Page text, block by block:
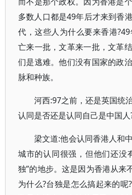
多数人口都是49年后才来到香
代，这些人为什么要来香港
亡来一批，文革来一批，文革
们是逃难。他们没有国家的政
脉和种族。
河西:97之前，还是英国统
认同是否还是认同自己是中国人
梁文道:他会认同香港人和
城市的认同很强，但他们还没
独”的地步。这是因为香港从来
为什么?台独是怎么搞起来的呢